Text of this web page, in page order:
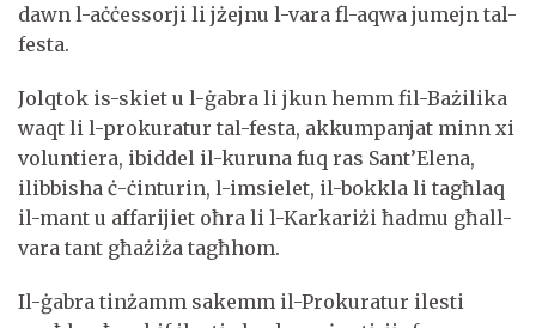
dawn l-aċċessorji li jżejnu l-vara fl-aqwa jumejn tal-
festa.
Jolqtok is-skiet u l-ġabra li jkun hemm fil-Bażilika
waqt li l-prokuratur tal-festa, akkumpanjat minn xi
voluntiera, ibiddel il-kuruna fuq ras Sant’Elena,
ilibbisha ċ-ċinturin, l-imsielet, il-bokkla li tagħlaq
il-mant u affarijiet oħra li l-Karkariżi ħadmu għall-
vara tant għażiża tagħhom.
Il-ġabra tinżamm sakemm il-Prokuratur ilesti